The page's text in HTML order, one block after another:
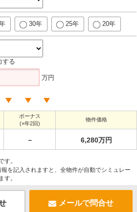
30年 25年 20年
する
万円
ボーナス
(×年2回)
物件価格
－ 6,280万円
。
を記入されますと、全物件が自動でシミュレー
す。
メールで問合せ